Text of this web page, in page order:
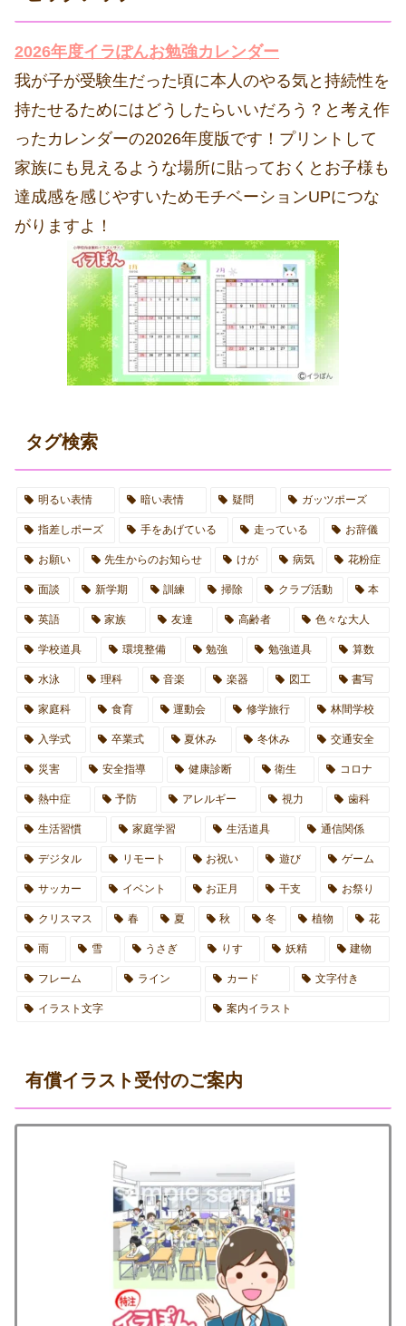
2026年度イラぽんお勉強カレンダー
我が子が受験生だった頃に本人のやる気と持続性を
持たせるためにはどうしたらいいだろう？と考え作
ったカレンダーの2026年度版です！プリントして
家族にも見えるような場所に貼っておくとお子様も
達成感を感じやすいためモチベーションUPにつな
がりますよ！
タグ検索
明るい表情 暗い表情 疑問 ガッツポーズ
指差しポーズ 手をあげている 走っている お辞儀
お願い 先生からのお知らせ けが 病気 花粉症
面談 新学期 訓練 掃除 クラブ活動 本
英語 家族 友達 高齢者 色々な大人
学校道具 環境整備 勉強 勉強道具 算数
水泳 理科 音楽 楽器 図工 書写
家庭科 食育 運動会 修学旅行 林間学校
入学式 卒業式 夏休み 冬休み 交通安全
災害 安全指導 健康診断 衛生 コロナ
熱中症 予防 アレルギー 視力 歯科
生活習慣 家庭学習 生活道具 通信関係
デジタル リモート お祝い 遊び ゲーム
サッカー イベント お正月 干支 お祭り
クリスマス 春 夏 秋 冬 植物 花
雨 雪 うさぎ りす 妖精 建物
フレーム ライン カード 文字付き
イラスト文字 案内イラスト
有償イラスト受付のご案内